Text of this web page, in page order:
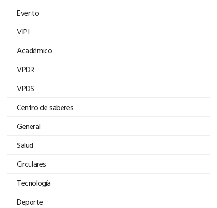
Evento
VIPI
Académico
VPDR
VPDS
Centro de saberes
General
Salud
Circulares
Tecnología
Deporte